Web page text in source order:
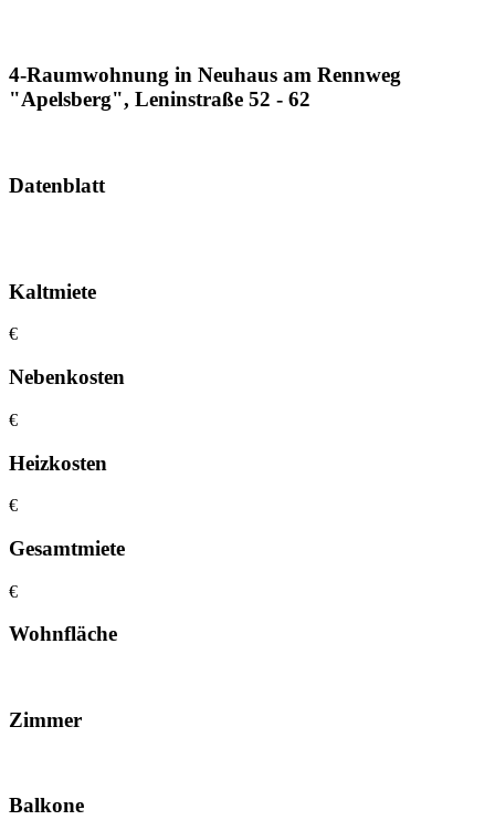
4-Raumwohnung in Neuhaus am Rennweg
"Apelsberg", Leninstraße 52 - 62
Datenblatt
Kaltmiete
€
Nebenkosten
€
Heizkosten
€
Gesamtmiete
€
Wohnfläche
Zimmer
Balkone